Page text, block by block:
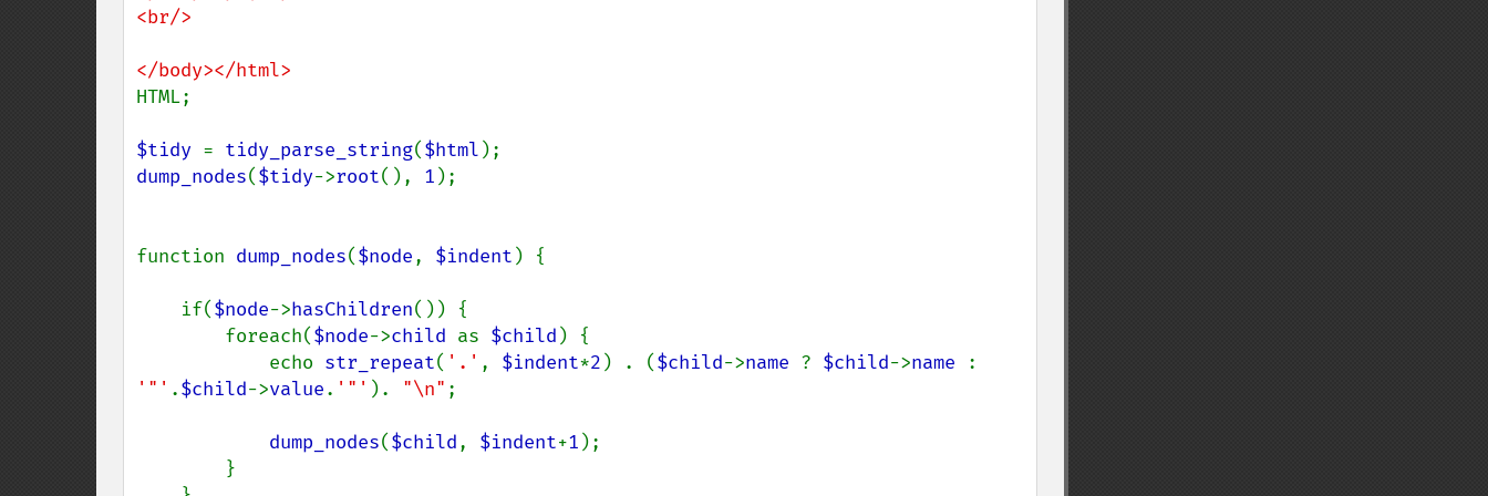
<br/>
HTML;
$tidy = tidy_parse_string($html
dump_nodes($tidy->root(), 1 );
function dump_nodes($node, $indent ) {
    if(
$node->hasChildren()) {
        foreach(
$node->child as $child ) {
            echo
str_repeat( '.' , $indent*2 ) . ($child->name ? $child->name
'"' .$child->value. '"' ). "\n" ;
dump_nodes($child, $indent+1 );